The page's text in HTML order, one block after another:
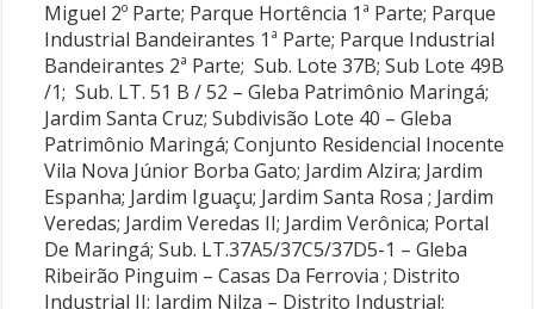
Miguel 2º Parte; Parque Hortência 1ª Parte; Parque
Industrial Bandeirantes 1ª Parte; Parque Industrial
Bandeirantes 2ª Parte; Sub. Lote 37B; Sub Lote 49B
/1; Sub. LT. 51 B / 52 – Gleba Patrimônio Maringá;
Jardim Santa Cruz; Subdivisão Lote 40 – Gleba
Patrimônio Maringá; Conjunto Residencial Inocente
Vila Nova Júnior Borba Gato; Jardim Alzira; Jardim
Espanha; Jardim Iguaçu; Jardim Santa Rosa ; Jardim
Veredas; Jardim Veredas II; Jardim Verônica; Portal
De Maringá; Sub. LT.37A5/37C5/37D5-1 – Gleba
Ribeirão Pinguim – Casas Da Ferrovia ; Distrito
Industrial II; Jardim Nilza – Distrito Industrial;